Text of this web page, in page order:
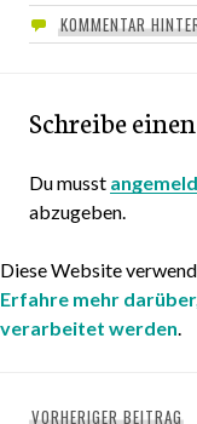
KOMMENTAR
Schreibe
Du musst
abzugeben.
Diese Website
Erfahre mehr
verarbeitet werden.
VORHERIGER BEITRAG